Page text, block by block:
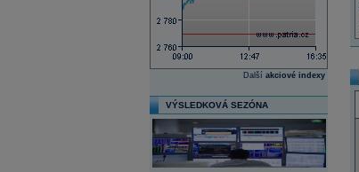
Další akciové indexy
VÝSLEDKOVÁ SEZÓNA